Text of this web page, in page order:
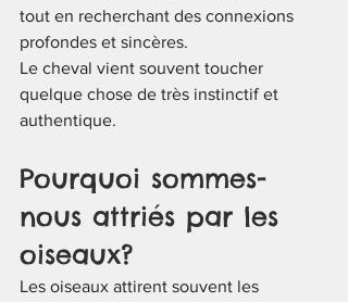
tout en recherchant des connexions
profondes et sincères.
Le cheval vient souvent toucher
quelque chose de très instinctif et
authentique.
Pourquoi sommes-
nous attriés par les
oiseaux?
Les oiseaux attirent souvent les